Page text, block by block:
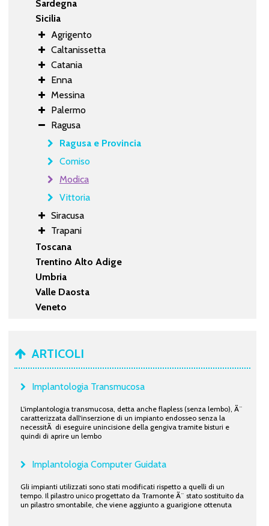
Sardegna
Sicilia
Agrigento
Caltanissetta
Catania
Enna
Messina
Palermo
Ragusa
Ragusa e Provincia
Comiso
Modica
Vittoria
Siracusa
Trapani
Toscana
Trentino Alto Adige
Umbria
Valle Daosta
Veneto
ARTICOLI
Implantologia Transmucosa
L'implantologia transmucosa, detta anche flapless (senza lembo), Ã¨
caratterizzata dall'inserzione di un impianto endosseo senza la
necessitÃ di eseguire unincisione della gengiva tramite bisturi e
quindi di aprire un lembo
Implantologia Computer Guidata
Gli impianti utilizzati sono stati modificati rispetto a quelli di un
tempo. Il pilastro unico progettato da Tramonte Ã¨ stato sostituito da
un pilastro smontabile, che viene aggiunto a guarigione ottenuta